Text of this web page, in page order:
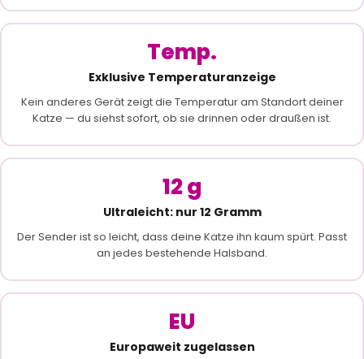
Temp.
Exklusive Temperaturanzeige
Kein anderes Gerät zeigt die Temperatur am Standort deiner
Katze — du siehst sofort, ob sie drinnen oder draußen ist.
12 g
Ultraleicht: nur 12 Gramm
Der Sender ist so leicht, dass deine Katze ihn kaum spürt. Passt
an jedes bestehende Halsband.
EU
Europaweit zugelassen